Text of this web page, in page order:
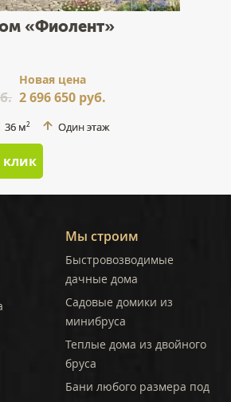
«Фиолент»
Новая цена
2 696 650 руб.
36 м2 Один этаж
клик
Мы строим
Быстровозводимые
дачные дома
Садовые домики из
минибруса
Теплые дома из двойного
бруса
Бани любого размера под